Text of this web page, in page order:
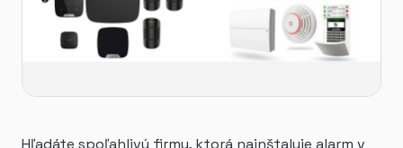
Hľadáte spoľahlivú firmu, ktorá nainštaluje alarm v